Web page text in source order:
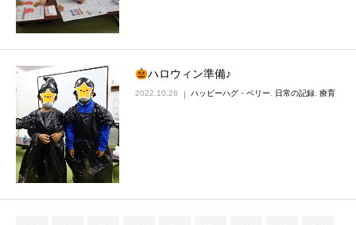
ハロウィン準備♪
2022.10.26 ハッピーハグ・ベリー, 日常の記録, 療育